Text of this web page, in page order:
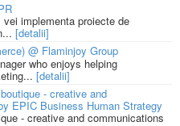
implementa proiecte de
[detalii]
@ Flaminjoy Group
who enjoys helping
[detalii]
- creative and
EPIC Business Human Strategy
- creative and communications